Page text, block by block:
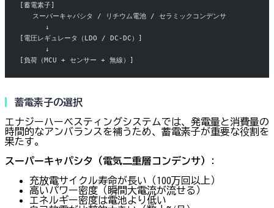
[蓄電素子]
   スーパーキャパシタ / リチウム電池 / セラミックコンデンサ
      ↓
[電圧レギュレータ（LDO / DC-DC）]
      ↓
[負荷（MCU + センサー + 無線）]
蓄電素子の選択
エナジーハーベスティングシステムでは、発電量と消費量の
時間的なアンバランスを補うため、蓄電素子が重要な役割を
果たす。
スーパーキャパシタ（電気二重層コンデンサ）
:
充放電サイクル寿命が長い（100万回以上）
高いパワー密度（瞬間大電流が流せる）
エネルギー密度は電池より低い